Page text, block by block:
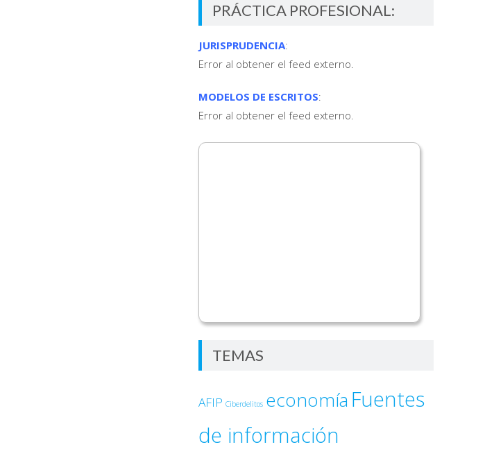
PRÁCTICA PROFESIONAL:
JURISPRUDENCIA:
Error al obtener el feed externo.
MODELOS DE ESCRITOS:
Error al obtener el feed externo.
TEMAS
AFIP Ciberdelitos economía Fuentes
de información